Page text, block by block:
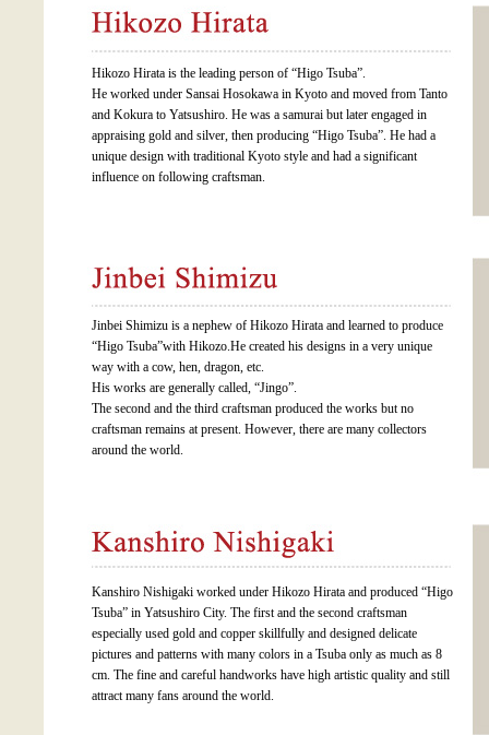
Hikozo Hirata is the leading person of “Higo Tsuba”.
He worked under Sansai Hosokawa in Kyoto and moved from Tanto
and Kokura to Yatsushiro. He was a samurai but later engaged in
appraising gold and silver, then producing “Higo Tsuba”. He had a
unique design with traditional Kyoto style and had a significant
influence on following craftsman.
Jinbei Shimizu is a nephew of Hikozo Hirata and learned to produce
“Higo Tsuba”with Hikozo.He created his designs in a very unique
way with a cow, hen, dragon, etc.
His works are generally called, “Jingo”.
The second and the third craftsman produced the works but no
craftsman remains at present. However, there are many collectors
around the world.
Kanshiro Nishigaki worked under Hikozo Hirata and produced “Higo
Tsuba” in Yatsushiro City. The first and the second craftsman
especially used gold and copper skillfully and designed delicate
pictures and patterns with many colors in a Tsuba only as much as 8
cm. The fine and careful handworks have high artistic quality and still
attract many fans around the world.